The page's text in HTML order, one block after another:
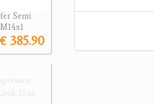
Semi
€ 385.90